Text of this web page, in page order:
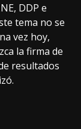
DDP e
tema no se
vez hoy,
la firma de
resultados